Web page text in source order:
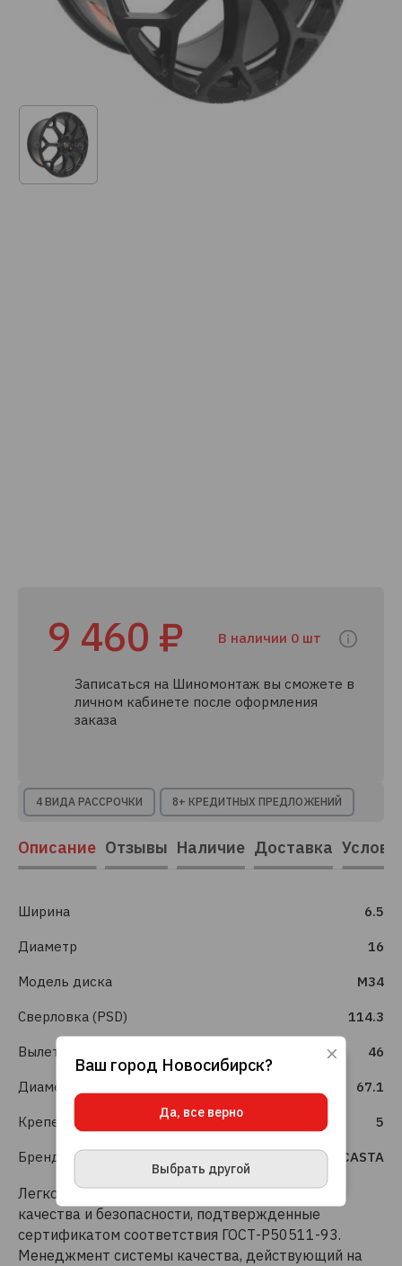
9 460 ₽ В наличии 0 шт
Записаться на Шиномонтаж вы сможете в
личном кабинете после оформления
заказа
4 ВИДА РАССРОЧКИ 8+ КРЕДИТНЫХ ПРЕДЛОЖЕНИЙ
Описание Отзывы Наличие Доставка
Ширина 6.5
Диаметр 16
Модель диска M34
Сверловка (PSD) 114.3
Вылет (ET) 46
Диаметр (DIA) 67.1
Крепеж шт. 5
Бренд ALCASTA
Легкосплавные диски Alcasta- это гарантия
качества и безопасности, подтвержденные
сертификатом соответствия ГОСТ-Р50511-93.
Менеджмент системы качества, действующий на
Ваш город Новосибирск?
Да, все верно
Выбрать другой
Используя данный сайт, вы даете согласие
нам делать его удобнее для вас.
ПРИНЯТЬ И ЗАКРЫТЬ